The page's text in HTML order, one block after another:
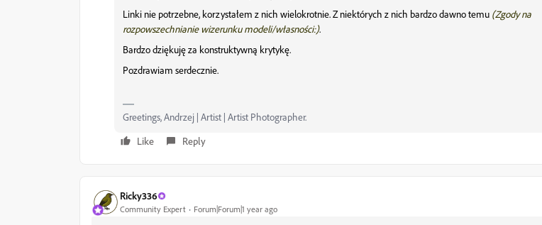
Linki nie potrzebne, korzystałem z nich wielokrotnie. Z niektórych z nich bardzo dawno temu (Zgody na
rozpowszechnianie wizerunku modeli/własności:).
Bardzo dziękuję za konstruktywną krytykę.
Pozdrawiam serdecznie.
Greetings, Andrzej | Artist | Artist Photographer.
Like
Reply
Ricky336
Community Expert Forum|Forum|1 year ago